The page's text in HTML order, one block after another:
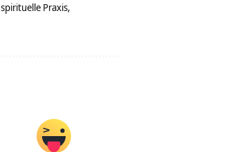
spirituelle Praxis